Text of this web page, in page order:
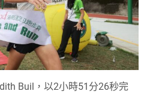
Buil，以2小時51分26秒完